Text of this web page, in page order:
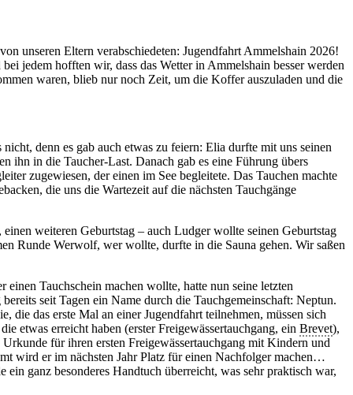
unseren Eltern verabschiedeten: Jugendfahrt Ammelshain 2026!
jedem hofften wir, dass das Wetter in Ammelshain besser werden
waren, blieb nur noch Zeit, um die Koffer auszuladen und die
denn es gab auch etwas zu feiern: Elia durfte mit uns seinen
ihn in die Taucher-Last. Danach gab es eine Führung übers
zugewiesen, der einen im See begleitete. Das Tauchen machte
die uns die Wartezeit auf die nächsten Tauchgänge
weiteren Geburtstag – auch Ludger wollte seinen Geburtstag
Runde Werwolf, wer wollte, durfte in die Sauna gehen. Wir saßen
Tauchschein machen wollte, hatte nun seine letzten
seit Tagen ein Name durch die Tauchgemeinschaft: Neptun.
die das erste Mal an einer Jugendfahrt teilnehmen, müssen sich
etwas erreicht haben (erster Freigewässertauchgang, ein Brevet),
für ihren ersten Freigewässertauchgang mit Kindern und
wird er im nächsten Jahr Platz für einen Nachfolger machen…
ganz besonderes Handtuch überreicht, was sehr praktisch war,